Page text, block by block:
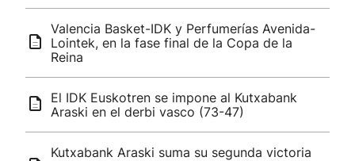
Valencia Basket-IDK y Perfumerías Avenida-
Lointek, en la fase final de la Copa de la
Reina
El IDK Euskotren se impone al Kutxabank
Araski en el derbi vasco (73-47)
Kutxabank Araski suma su segunda victoria